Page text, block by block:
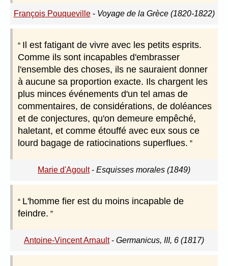
François Pouqueville- Voyage de la Grèce (1820-1822)
Il est fatigant de vivre avec les petits esprits.
Comme ils sont incapables d'embrasser
l'ensemble des choses, ils ne sauraient donner
à aucune sa proportion exacte. Ils chargent les
plus minces événements d'un tel amas de
commentaires, de considérations, de doléances
et de conjectures, qu'on demeure empêché,
haletant, et comme étouffé avec eux sous ce
lourd bagage de ratiocinations superflues.
Marie d'Agoult- Esquisses morales (1849)
L'homme fier est du moins incapable de
feindre.
Antoine-Vincent Arnault- Germanicus, III, 6 (1817)